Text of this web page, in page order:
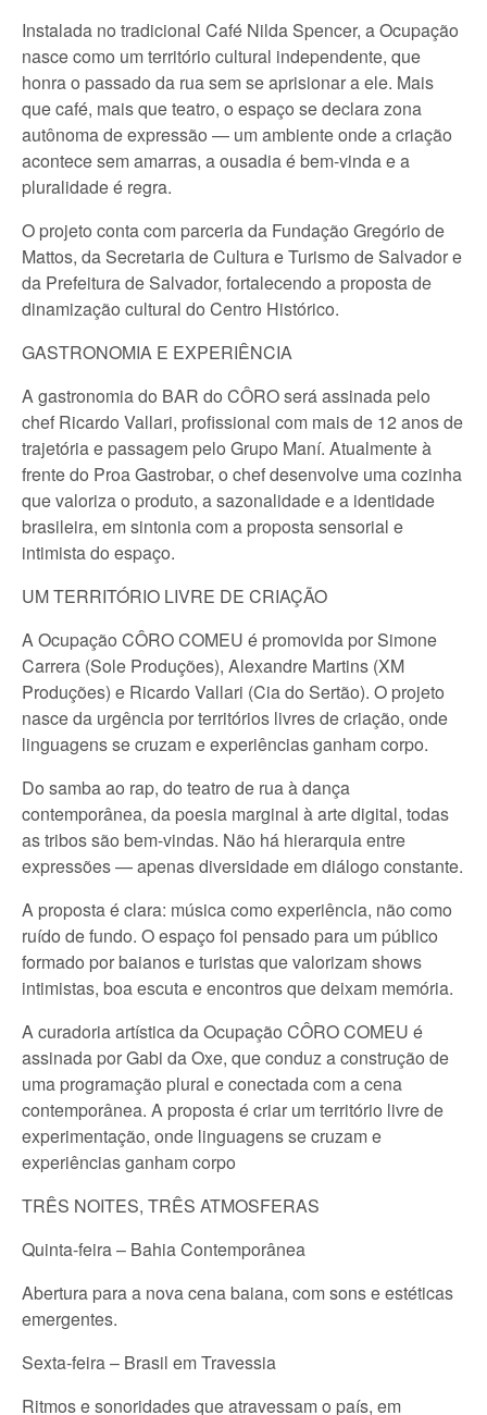
Instalada no tradicional Café Nilda Spencer, a Ocupação
nasce como um território cultural independente, que
honra o passado da rua sem se aprisionar a ele. Mais
que café, mais que teatro, o espaço se declara zona
autônoma de expressão — um ambiente onde a criação
acontece sem amarras, a ousadia é bem-vinda e a
pluralidade é regra.
O projeto conta com parceria da Fundação Gregório de
Mattos, da Secretaria de Cultura e Turismo de Salvador e
da Prefeitura de Salvador, fortalecendo a proposta de
dinamização cultural do Centro Histórico.
GASTRONOMIA E EXPERIÊNCIA
A gastronomia do BAR do CÔRO será assinada pelo
chef Ricardo Vallari, profissional com mais de 12 anos de
trajetória e passagem pelo Grupo Maní. Atualmente à
frente do Proa Gastrobar, o chef desenvolve uma cozinha
que valoriza o produto, a sazonalidade e a identidade
brasileira, em sintonia com a proposta sensorial e
intimista do espaço.
UM TERRITÓRIO LIVRE DE CRIAÇÃO
A Ocupação CÔRO COMEU é promovida por Simone
Carrera (Sole Produções), Alexandre Martins (XM
Produções) e Ricardo Vallari (Cia do Sertão). O projeto
nasce da urgência por territórios livres de criação, onde
linguagens se cruzam e experiências ganham corpo.
Do samba ao rap, do teatro de rua à dança
contemporânea, da poesia marginal à arte digital, todas
as tribos são bem-vindas. Não há hierarquia entre
expressões — apenas diversidade em diálogo constante.
A proposta é clara: música como experiência, não como
ruído de fundo. O espaço foi pensado para um público
formado por baianos e turistas que valorizam shows
intimistas, boa escuta e encontros que deixam memória.
A curadoria artística da Ocupação CÔRO COMEU é
assinada por Gabi da Oxe, que conduz a construção de
uma programação plural e conectada com a cena
contemporânea. A proposta é criar um território livre de
experimentação, onde linguagens se cruzam e
experiências ganham corpo
TRÊS NOITES, TRÊS ATMOSFERAS
Quinta-feira – Bahia Contemporânea
Abertura para a nova cena baiana, com sons e estéticas
emergentes.
Sexta-feira – Brasil em Travessia
Ritmos e sonoridades que atravessam o país, em